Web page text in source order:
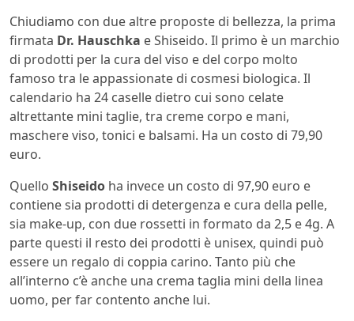
Chiudiamo con due altre proposte di bellezza, la prima
firmata Dr. Hauschka e Shiseido. Il primo è un marchio
di prodotti per la cura del viso e del corpo molto
famoso tra le appassionate di cosmesi biologica. Il
calendario ha 24 caselle dietro cui sono celate
altrettante mini taglie, tra creme corpo e mani,
maschere viso, tonici e balsami. Ha un costo di 79,90
euro.
Quello Shiseido ha invece un costo di 97,90 euro e
contiene sia prodotti di detergenza e cura della pelle,
sia make-up, con due rossetti in formato da 2,5 e 4g. A
parte questi il resto dei prodotti è unisex, quindi può
essere un regalo di coppia carino. Tanto più che
all’interno c’è anche una crema taglia mini della linea
uomo, per far contento anche lui.